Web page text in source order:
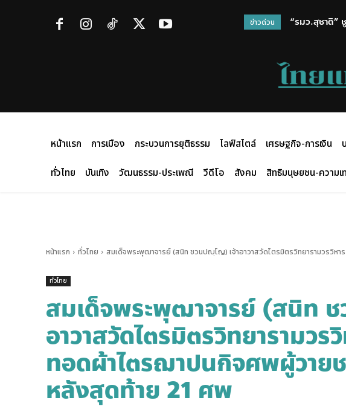
ข่าวด่วน
รู้จักคุณค่าของ
หน้าแรก การเมือง กระบวนการยุติธรรม ไลฟ์สไตล์ เศรษฐกิจ-การเงิน
ทั่วไทย
บันเทิง วัฒนธรรม-ประเพณี วีดีโอ สังคม สิทธิมนุษยชน-ความเ
หน้าแรก ทั่วไทย สมเด็จพระพุฒาจารย์ (สนิท ชวนปญฺโญ) เจ้าอาวาสวัดไตรมิตรวิทยารามวรวิห
ทั่วไทย
สมเด็จพระพุฒาจารย์ (สนิท
อาวาสวัดไตรมิตรวิทยารามวร
ทอดผ้าไตรฌาปนกิจศพผู้วาย
หลังสุดท้าย 21 ศพ